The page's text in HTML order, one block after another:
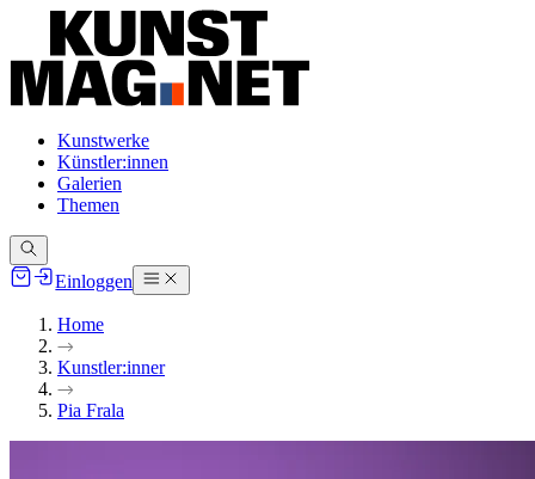
Kunstwerke
Künstler:innen
Galerien
Themen
Einloggen
Home
Kunstler:inner
Pia Frala